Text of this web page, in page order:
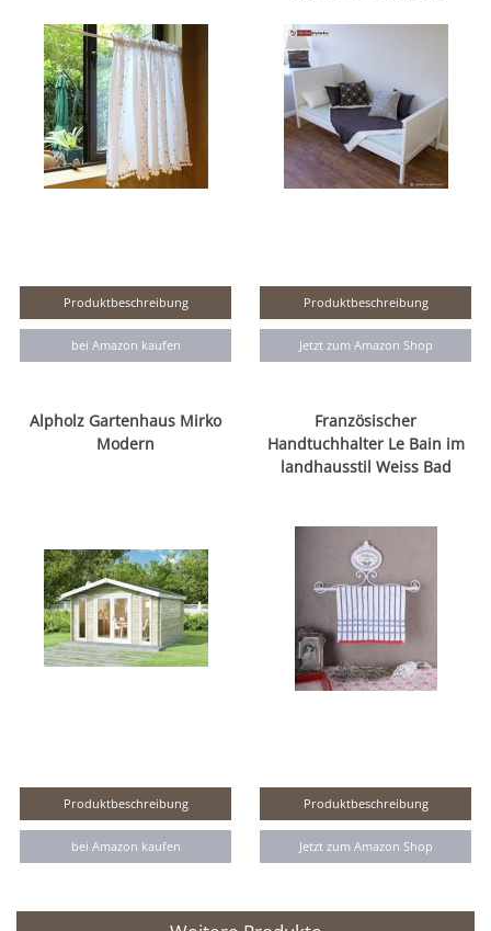
Produktbeschreibung
bei Amazon kaufen
Produktbeschreibung
Jetzt zum Amazon Shop
Alpholz Gartenhaus Mirko
Modern
Produktbeschreibung
bei Amazon kaufen
Französischer
Handtuchhalter Le Bain im
landhausstil Weiss Bad
Produktbeschreibung
Jetzt zum Amazon Shop